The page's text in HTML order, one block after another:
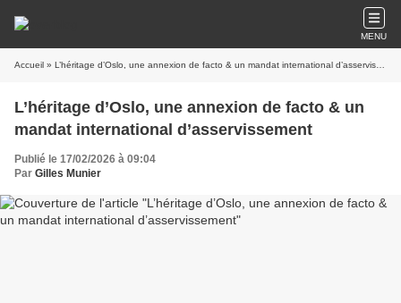
MENU
Accueil » L’héritage d’Oslo, une annexion de facto & un mandat international d’asservissement
L’héritage d’Oslo, une annexion de facto & un
mandat international d’asservissement
Publié le 17/02/2026 à 09:04
Par Gilles Munier